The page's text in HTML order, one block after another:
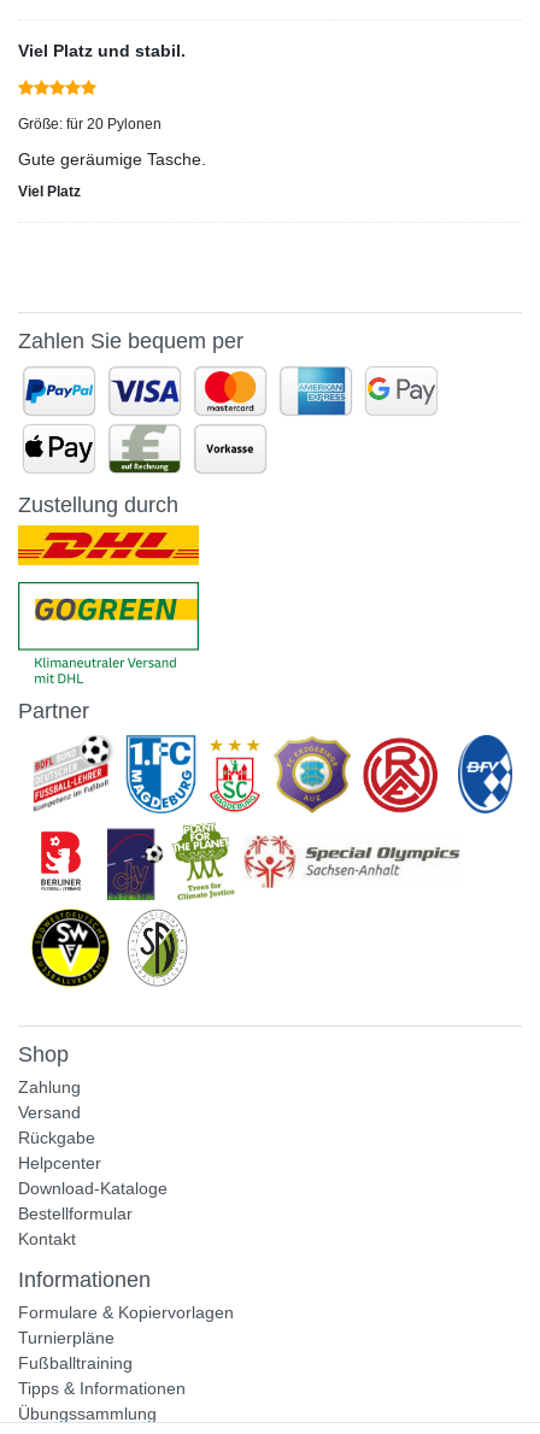
Viel Platz und stabil.
Größe: für 20 Pylonen
Gute geräumige Tasche.
Viel Platz
Zahlen Sie bequem per
Zustellung durch
Partner
Shop
Zahlung
Versand
Rückgabe
Helpcenter
Download-Kataloge
Bestellformular
Kontakt
Informationen
Formulare & Kopiervorlagen
Turnierpläne
Fußballtraining
Tipps & Informationen
Übungssammlung